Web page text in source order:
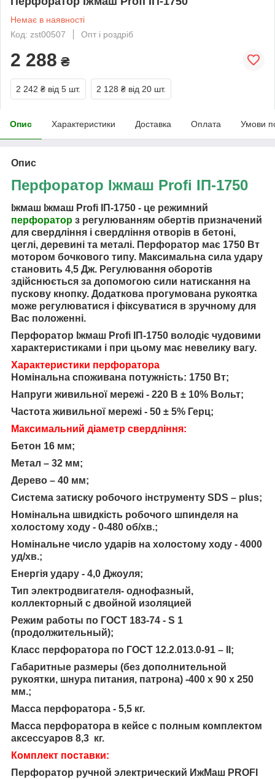
Немає в наявності
Код: zst00507
Опт і роздріб
2 288 ₴
2 242 ₴ від 5 шт. 2 128 ₴ від 20 шт.
Опис Характеристики Доставка Оплата Умови
Опис
Перфоратор Іжмаш Profi ІП-1750
Іжмаш Іжмаш Profi ІП-1750 - це режимний
перфоратор з регулюванням обертів призначений
для свердління і свердління отворів в бетоні,
цеглі, деревині та металі. Перфоратор має 1750 Вт
мотором бочкового типу. Максимальна сила удару
становить 4,5 Дж. Регулювання оборотів
здійснюється за допомогою сили натискання на
пускову кнопку. Додаткова прогумована рукоятка
може регулюватися і фіксуватися в зручному для
Вас положенні.
Перфоратор Іжмаш Profi ІП-1750 володіє чудовими
характеристиками і при цьому має невелику вагу.
Характеристики перфоратора
Номінальна споживана потужність: 1750 Вт;
Напруги живильної мережі - 220 В ± 10% Вольт;
Частота живильної мережі - 50 ± 5% Герц;
Максимальний діаметр свердління:
Бетон 16 мм;
Метал – 32 мм;
Дерево – 40 мм;
Система затиску робочого інструменту SDS – plus;
Номінальна швидкість робочого шпинделя на
холостому ходу - 0-480 об/хв.;
Номінальне число ударів на холостому ходу - 4000
уд/хв.;
Енергія удару - 4,0 Джоуля;
Тип электродвигателя- однофазный,
коллекторный с двойной изоляцией
Режим работы по ГОСТ 183-74 - S 1
(продолжительный);
Класс перфоратора по ГОСТ 12.2.013.0-91 – II;
Габаритные размеры (без дополнительной
рукоятки, шнура питания, патрона) -400 х 90 х 250
мм.;
Масса перфоратора - 5,5 кг.
Масса перфоратора в кейсе с полным комплектом
аксессуаров 8,3 кг.
Комплект поставки:
Перфоратор ручной электрический ИжМаш PROFI